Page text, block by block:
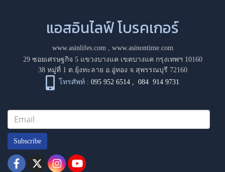
แอสอินไลฟ์ โบรคเกอร์
www.asinlifes.com, www.asinontime.com
29 ซอยเศรษฐกิจ 5 แขวงบางแค เขตบางแค กรุงเทพฯ 10160
38 หมู่ที่ 1 ต.ยุ้งทะลาย อ.อู่ทอง จ.สุพรรณบุรี 72160
โทรศัพท์ : 095 952 6514 ,084 914 9731
Subscribe